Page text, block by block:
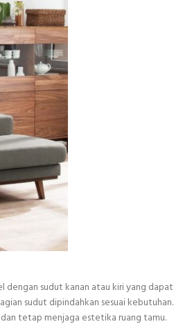
dengan sudut kanan atau kiri yang dapat
sudut dipindahkan sesuai kebutuhan.
tetap menjaga estetika ruang tamu.